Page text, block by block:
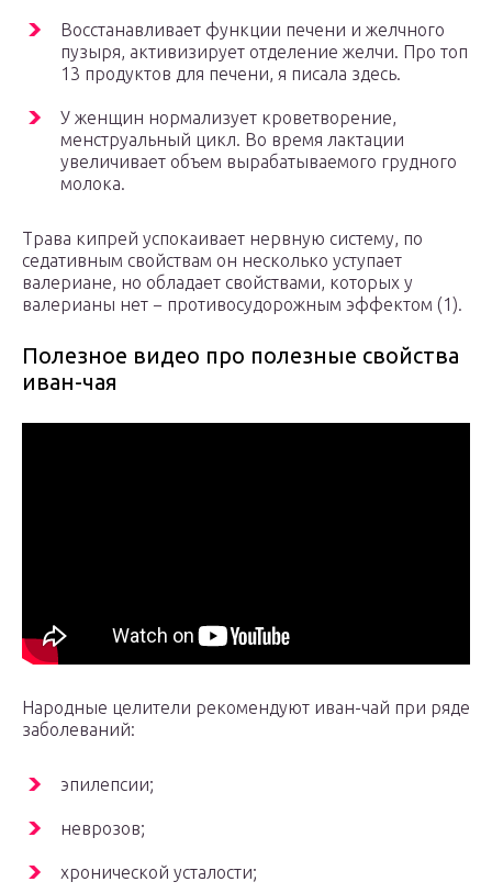
Восстанавливает функции печени и желчного
пузыря, активизирует отделение желчи. Про топ
13 продуктов для печени, я писала здесь.
У женщин нормализует кроветворение,
менструальный цикл. Во время лактации
увеличивает объем вырабатываемого грудного
молока.
Трава кипрей успокаивает нервную систему, по
седативным свойствам он несколько уступает
валериане, но обладает свойствами, которых у
валерианы нет − противосудорожным эффектом (1).
Полезное видео про полезные свойства
иван-чая
Народные целители рекомендуют иван-чай при ряде
заболеваний:
эпилепсии;
неврозов;
хронической усталости;